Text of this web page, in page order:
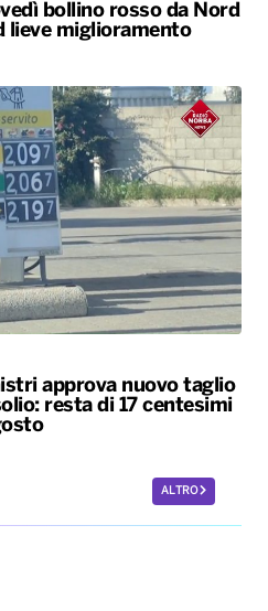
bollino rosso da Nord
lieve miglioramento
approva nuovo taglio
resta di 17 centesimi
ALTRO